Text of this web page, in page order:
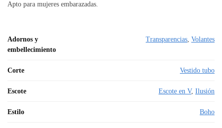
Apto para mujeres embarazadas.
Adornos y
embellecimiento
Transparencias Volantes
Corte Vestido tubo
Escote Escote en V, Ilusión
Estilo Boho